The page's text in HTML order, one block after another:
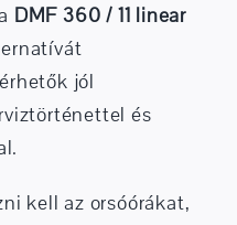
DMF 360 / 11 linear
jól
és
kell az orsóórákat,